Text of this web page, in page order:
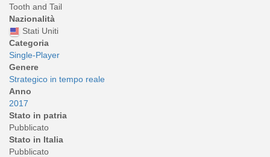
Tooth and Tail
Nazionalità
Stati Uniti
Categoria
Single-Player
Genere
Strategico in tempo reale
Anno
2017
Stato in patria
Pubblicato
Stato in Italia
Pubblicato